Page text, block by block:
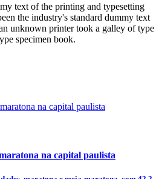
text of the printing and typesetting
the industry's standard dummy text
unknown printer took a galley of type
specimen book.
na capital paulista